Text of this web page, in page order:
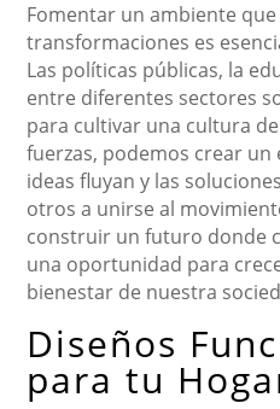
Fomentar un ambiente
transformaciones es
Las políticas públicas, la
entre diferentes sectores
para cultivar una cultura
fuerzas, podemos crear un
ideas fluyan y las
otros a unirse al
construir un futuro donde
una oportunidad para
bienestar de nuestra
Diseños
para tu